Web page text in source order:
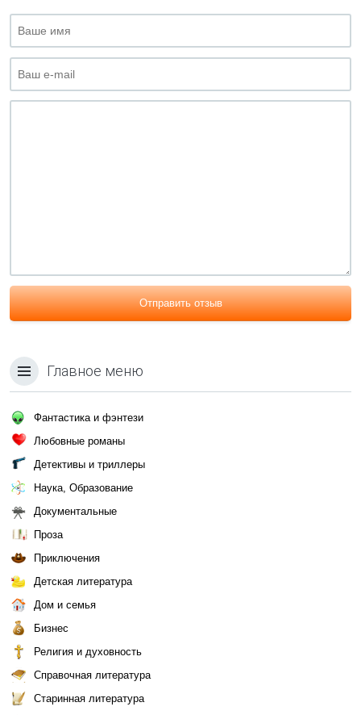
Отправить отзыв
Главное меню
Фантастика и фэнтези
Любовные романы
Детективы и триллеры
Наука, Образование
Документальные
Проза
Приключения
Детская литература
Дом и семья
Бизнес
Религия и духовность
Справочная литература
Старинная литература